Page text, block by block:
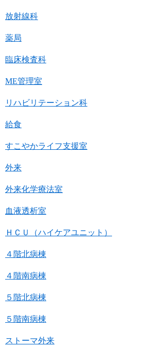
放射線科
薬局
臨床検査科
ME管理室
リハビリテーション科
給食
すこやかライフ支援室
外来
外来化学療法室
血液透析室
ＨＣＵ（ハイケアユニット）
４階北病棟
４階南病棟
５階北病棟
５階南病棟
ストーマ外来